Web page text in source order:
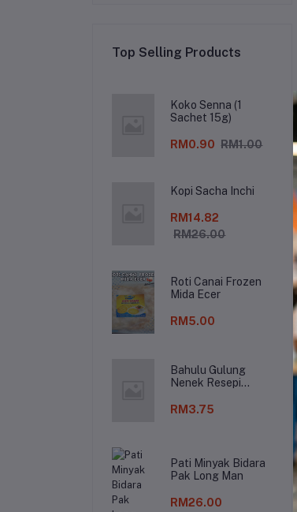
Top Selling Products
Koko Senna (1
Sachet 15g)
RM0.90 RM1.00
Kopi Sacha Inchi
RM14.82
RM26.00
Roti Canai Frozen
Mida Ecer
RM5.00
Bahulu Gulung
Nenek Resepi
RM3.75
Pati Minyak Bidara
Pak Long Man
RM26.00